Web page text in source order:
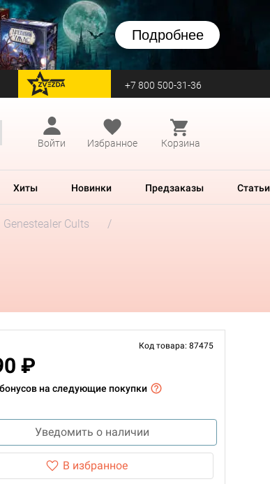
Подробнее
перейти на Zvezda +7 800 500-31-36
Войти
Избранное Корзина
Хиты Новинки Предзаказы Статьи
Genestealer Cults
Код товара: 87475
₽
бонусов на следующие покупки
Уведомить о наличии
В избранное